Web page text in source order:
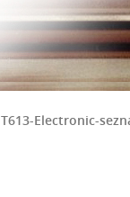
T613-Electronic-